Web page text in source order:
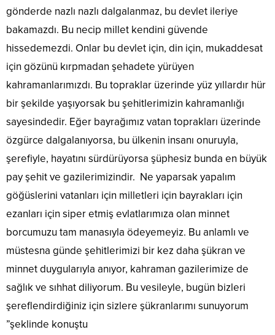
gönderde nazlı nazlı dalgalanmaz, bu devlet ileriye
bakamazdı. Bu necip millet kendini güvende
hissedemezdi. Onlar bu devlet için, din için, mukaddesat
için gözünü kırpmadan şehadete yürüyen
kahramanlarımızdı. Bu topraklar üzerinde yüz yıllardır hür
bir şekilde yaşıyorsak bu şehitlerimizin kahramanlığı
sayesindedir. Eğer bayrağımız vatan toprakları üzerinde
özgürce dalgalanıyorsa, bu ülkenin insanı onuruyla,
şerefiyle, hayatını sürdürüyorsa şüphesiz bunda en büyük
pay şehit ve gazilerimizindir. Ne yaparsak yapalım
göğüslerini vatanları için milletleri için bayrakları için
ezanları için siper etmiş evlatlarımıza olan minnet
borcumuzu tam manasıyla ödeyemeyiz. Bu anlamlı ve
müstesna günde şehitlerimizi bir kez daha şükran ve
minnet duygularıyla anıyor, kahraman gazilerimize de
sağlık ve sıhhat diliyorum. Bu vesileyle, bugün bizleri
şereflendirdiğiniz için sizlere şükranlarımı sunuyorum
”şeklinde konuştu